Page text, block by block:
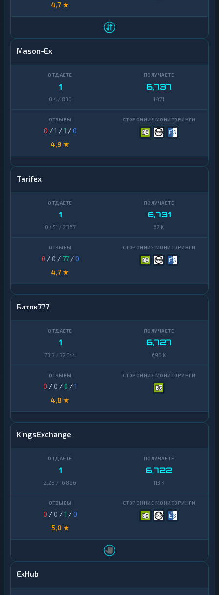
4,7 ★
Mason-Ex
1
0,4 / 800
6,737
1 471
0 /1 /1 /0
4,9 ★
Tarifex
1
0,451 / 2 367
6,731
62 K
0 / 0 / 77/0
4,7 ★
Биток777
1
73,7 / 72 844
6,727
698 K
0 / 0 /0 /1
4,8 ★
KingsExchange
1
2,28 / 16 866
6,722
113 K
0 / 0 /1 /0
5,0 ★
ExHub